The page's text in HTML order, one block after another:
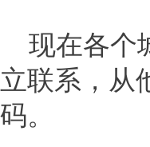
现在各个
立联系，从
码。